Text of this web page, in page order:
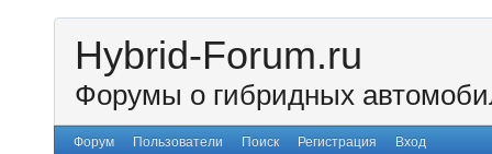
Hybrid-Forum.ru
Форумы о гибридных
Форум Пользователи Поиск Регистрация Вход